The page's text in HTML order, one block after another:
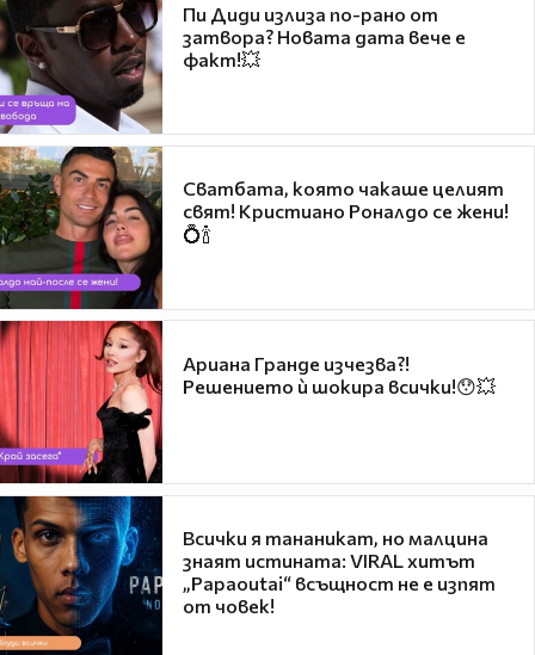
Пи Диди излиза по-рано от
затвора? Новата дата вече е
факт!💥
Сватбата, която чакаше целият
свят! Кристиано Роналдо се жени!
💍🍾
Ариана Гранде изчезва?!
Решението ѝ шокира всички!😯💥
Всички я тананикат, но малцина
знаят истината: VIRAL хитът
„Papaoutai“ всъщност не е изпят
от човек!